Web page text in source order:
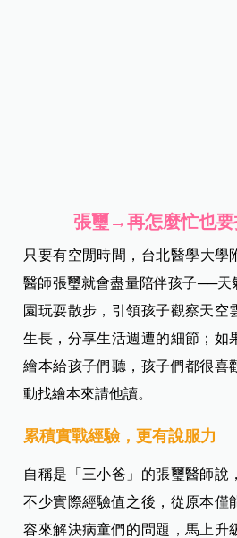
張璽→再怎麼忙也要
只要有空閒時間， 台北醫學大學
醫師張璽就會盡量陪伴孩子──天
園玩耍散步，引領孩子觀察天空
生長，分享生活週遭的細節；如
繪本給孩子們聽，孩子們都很喜
動找繪本來請他讀。
累積實戰經驗，更有說服力
自稱是「三小爸」的張璽醫師說
不少實際經驗值之後，從原本僅
容來解決病童們的問題，馬上升